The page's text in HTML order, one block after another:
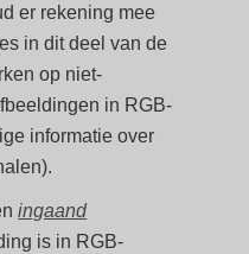
er rekening mee
in dit deel van de
op niet-
in RGB-
informatie over
ingaand
is in RGB-